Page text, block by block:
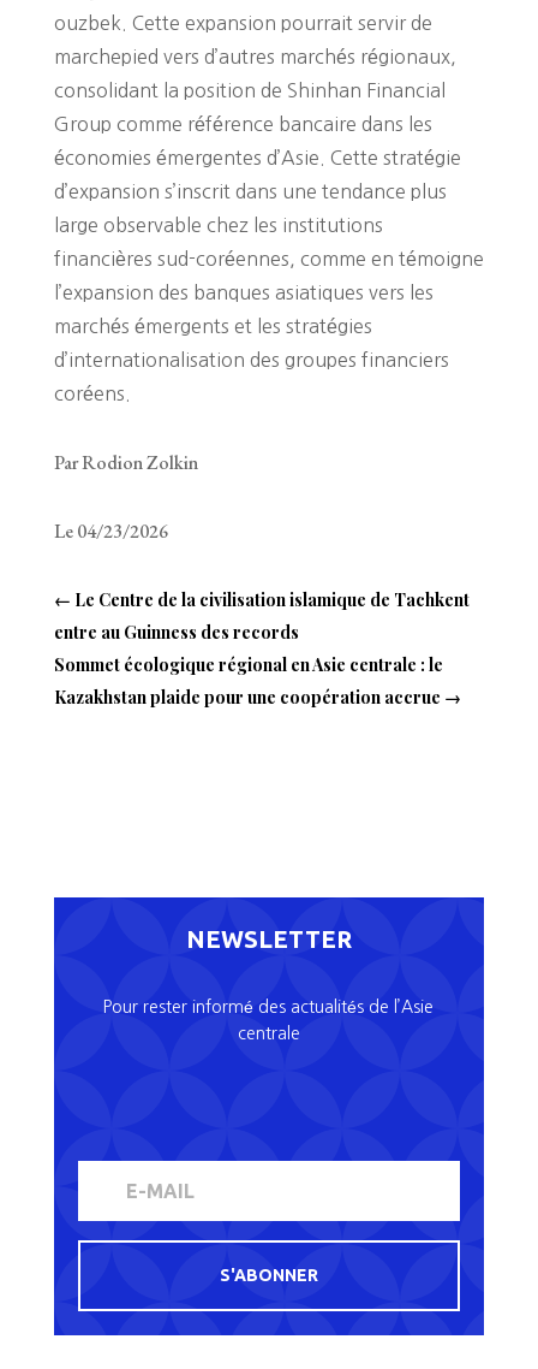
ouzbek. Cette expansion pourrait servir de
marchepied vers d’autres marchés régionaux,
consolidant la position de Shinhan Financial
Group comme référence bancaire dans les
économies émergentes d’Asie. Cette stratégie
d’expansion s’inscrit dans une tendance plus
large observable chez les institutions
financières sud-coréennes, comme en témoigne
l’expansion des banques asiatiques vers les
marchés émergents et les stratégies
d’internationalisation des groupes financiers
coréens.
Par Rodion Zolkin
Le 04/23/2026
← Le Centre de la civilisation islamique de Tachkent
entre au Guinness des records
Sommet écologique régional en Asie centrale : le
Kazakhstan plaide pour une coopération accrue →
NEWSLETTER
Pour rester informé des actualités de l’Asie
centrale
S'ABONNER